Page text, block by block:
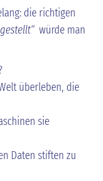
die richtigen
„gestellt“ würde man
überleben, die
sie
Daten stiften zu